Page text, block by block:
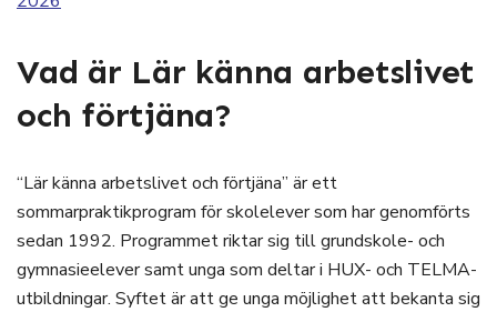
Vad är Lär känna arbetslivet
och förtjäna?
“Lär känna arbetslivet och förtjäna” är ett
sommarpraktikprogram för skolelever som har genomförts
sedan 1992. Programmet riktar sig till grundskole- och
gymnasieelever samt unga som deltar i HUX- och TELMA-
utbildningar. Syftet är att ge unga möjlighet att bekanta sig